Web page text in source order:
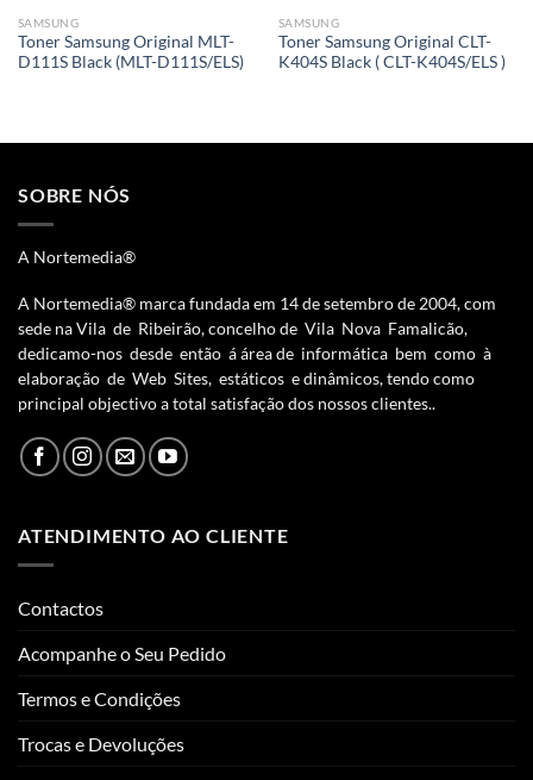
SAMSUNG
Toner Samsung Original MLT-
D111S Black (MLT-D111S/ELS)
SAMSUNG
Toner Samsung Original CLT-
K404S Black ( CLT-K404S/ELS )
SOBRE NÓS
A Nortemedia®
A Nortemedia® marca fundada em 14 de setembro de 2004, com
sede na Vila de Ribeirão, concelho de Vila Nova Famalicão,
dedicamo-nos desde então á área de informática bem como à
elaboração de Web Sites, estáticos e dinâmicos, tendo como
principal objectivo a total satisfação dos nossos clientes..
ATENDIMENTO AO CLIENTE
Contactos
Acompanhe o Seu Pedido
Termos e Condições
Trocas e Devoluções